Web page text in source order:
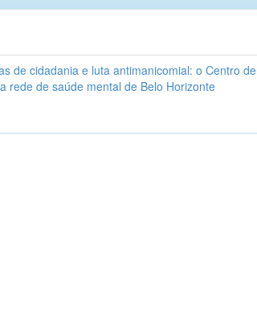
de cidadania e luta antimanicomial: o Centro de
rede de saúde mental de Belo Horizonte